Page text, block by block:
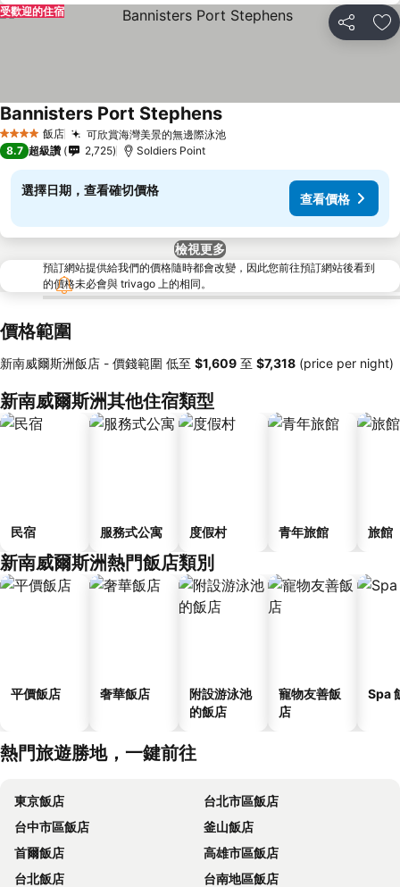
分享 加
受歡迎的住宿
4 星級 飯店 可欣賞海灣美景的無邊際泳池
Bannisters Port Stephens
8.7 超級讚 2,725 Soldiers Point
選擇日期，查看確切價格
查看價格
檢視更多
預訂網站提供給我們的價格隨時都會改變，因此您前往預訂網站後看到
的價格未必會與 trivago 上的相同。
價格範圍
新南威爾斯洲飯店 - 價錢範圍 低至 ‎$1,609 至 ‎$7,318 (price per night)
新南威爾斯洲其他住宿類型
民宿 服務式公寓 度假村 青年旅館 旅館
新南威爾斯洲熱門飯店類別
平價飯店 奢華飯店
附設游泳池
的飯店
寵物友善飯
店
Spa
熱門旅遊勝地，一鍵前往
東京飯店
台北市區飯店
台中市區飯店
釜山飯店
首爾飯店
高雄市區飯店
台北飯店
台南地區飯店